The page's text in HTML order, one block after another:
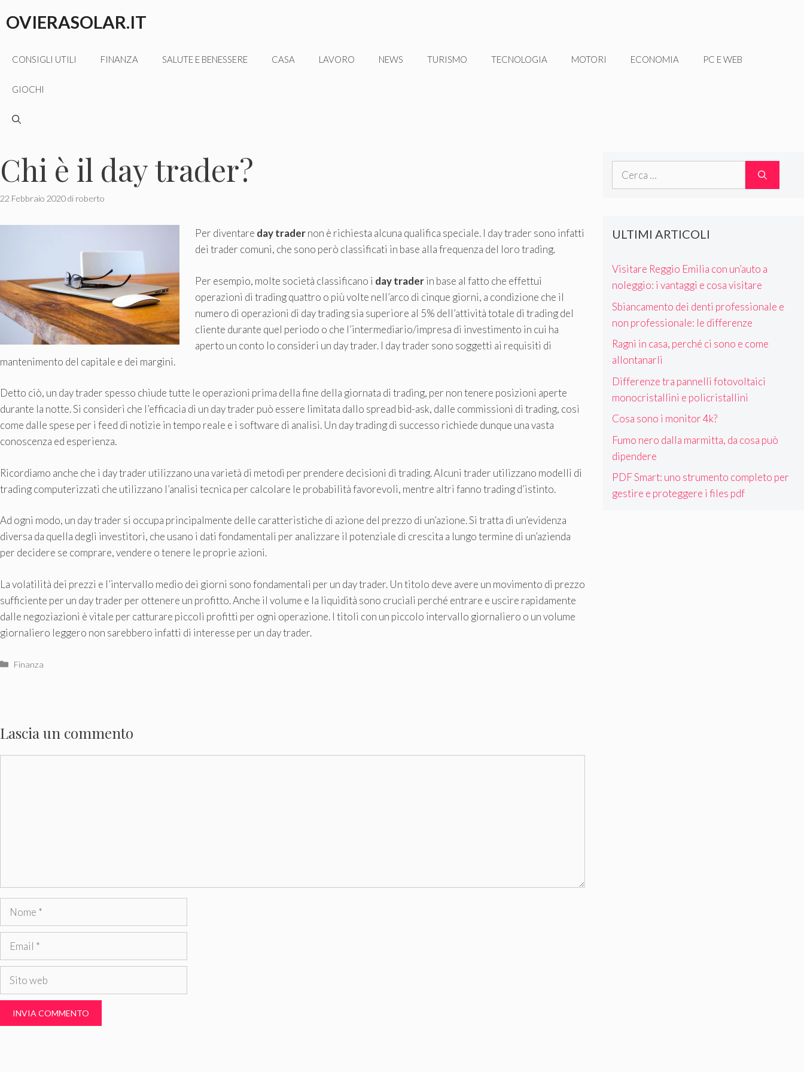
alOVIERASOLAR.IT
CONSIGLI UTILI FINANZA SALUTE E BENESSERE CASA LAVORO NEWS TURISMO TECNOLOGIA MOTORI ECONOMIA PC E WEB
GIOCHI
Chi è il day trader?
22 Febbraio 2020di roberto
Per diventare day tradernon è richiesta alcuna qualifica speciale. I day trader sono infatti
dei trader comuni, che sono però classificati in base alla frequenza del loro trading.
Per esempio, molte società classificano i day traderin base al fatto che effettui
operazioni di trading quattro o più volte nell’arco di cinque giorni, a condizione che il
numero di operazioni di day trading sia superiore al 5% dell’attività totale di trading del
cliente durante quel periodo o che l’intermediario/impresa di investimento in cui ha
aperto un conto lo consideri un day trader. I day trader sono soggetti ai requisiti di
mantenimento del capitale e dei margini.
Detto ciò, un day trader spesso chiude tutte le operazioni prima della fine della giornata di trading, per non tenere posizioni aperte
durante la notte. Si consideri che l’efficacia di un day trader può essere limitata dallo spread bid-ask, dalle commissioni di trading, così
come dalle spese per i feed di notizie in tempo reale e i software di analisi. Un day trading di successo richiede dunque una vasta
conoscenza ed esperienza.
Ricordiamo anche che i day trader utilizzano una varietà di metodi per prendere decisioni di trading. Alcuni trader utilizzano modelli di
trading computerizzati che utilizzano l’analisi tecnica per calcolare le probabilità favorevoli, mentre altri fanno trading d’istinto.
Ad ogni modo, un day trader si occupa principalmente delle caratteristiche di azione del prezzo di un’azione. Si tratta di un’evidenza
diversa da quella degli investitori, che usano i dati fondamentali per analizzare il potenziale di crescita a lungo termine di un’azienda
per decidere se comprare, vendere o tenere le proprie azioni.
La volatilità dei prezzi e l’intervallo medio dei giorni sono fondamentali per un day trader. Un titolo deve avere un movimento di prezzo
sufficiente per un day trader per ottenere un profitto. Anche il volume e la liquidità sono cruciali perché entrare e uscire rapidamente
dalle negoziazioni è vitale per catturare piccoli profitti per ogni operazione. I titoli con un piccolo intervallo giornaliero o un volume
giornaliero leggero non sarebbero infatti di interesse per un day trader.
Categorie
Finanza
Lascia un commento
Nome
Email
Sito
Ricerca
ULTIMI ARTICOLI
Visitare Reggio Emilia con un’auto a
noleggio: i vantaggi e cosa visitare
Sbiancamento dei denti professionale e
non professionale: le differenze
Ragni in casa, perché ci sono e come
allontanarli
Differenze tra pannelli fotovoltaici
monocristallini e policristallini
Cosa sono i monitor 4k?
Fumo nero dalla marmitta, da cosa può
dipendere
PDF Smart: uno strumento completo per
gestire e proteggere i files pdf